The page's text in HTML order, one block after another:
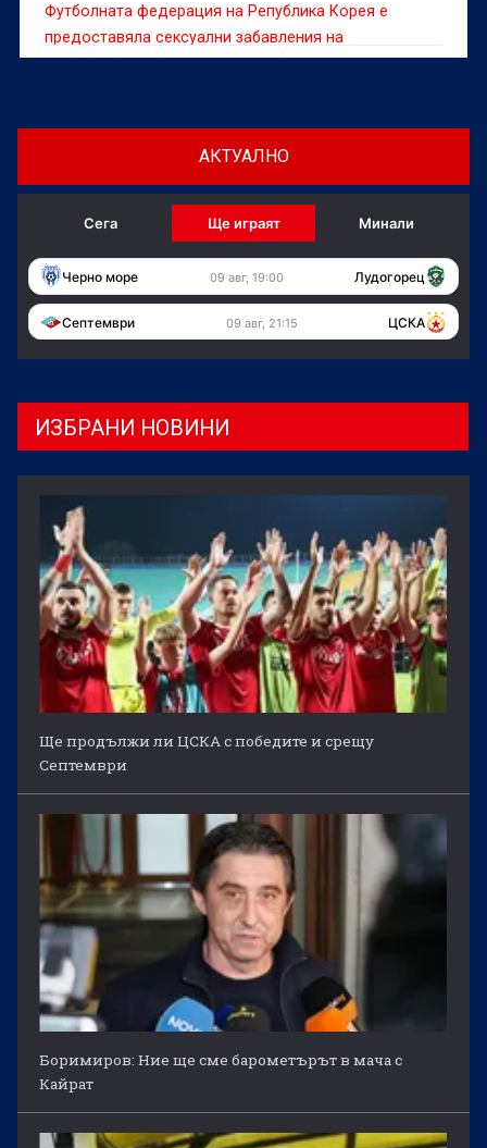
Футболната федерация на Република Корея е
предоставяла сексуални забавления на
чуждестранни съдии между 2011 и 2012 г., съобщи
АКТУАЛНО
Сега Ще играят Минали
Черно море 09 авг, 19:00 Лудогорец
Септември 09 авг, 21:15 ЦСКА
ИЗБРАНИ НОВИНИ
Ще продължи ли ЦСКА с победите и срещу
Септември
Боримиров: Ние ще сме барометърът в мача с
Кайрат